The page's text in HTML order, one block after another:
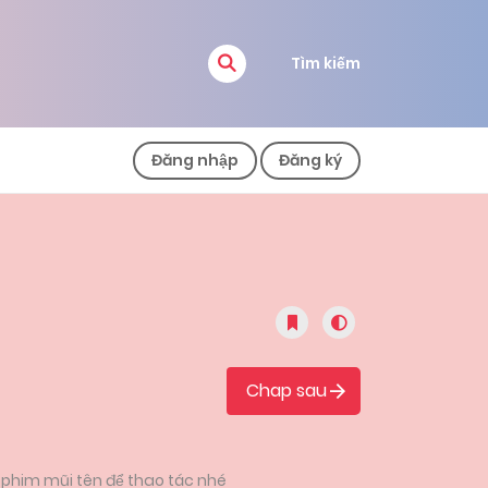
Tìm kiếm
Đăng nhập Đăng ký
Chap sau
mũi tên để thao tác nhé